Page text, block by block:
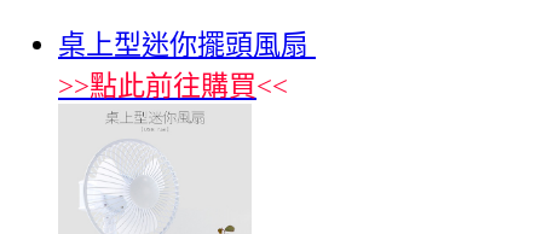
桌上型迷你擺頭風扇
>>點此前往購買<<